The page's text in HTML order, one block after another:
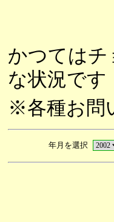
かつてはチ
な状況です
※各種お問
年月を選択